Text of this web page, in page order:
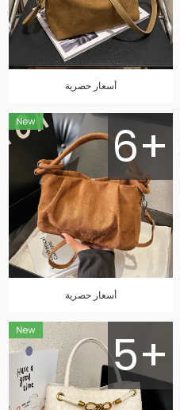
أسعار حصرية
6+
أسعار حصرية
5+